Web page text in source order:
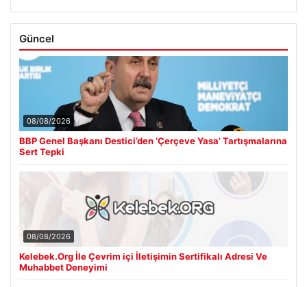
Güncel
08/08/2026
BBP Genel Başkanı Destici’den ‘Çerçeve Yasa’ Tartışmalarına
Sert Tepki
08/08/2026
Kelebek.Org İle Çevrim içi İletişimin Sertifikalı Adresi Ve
Muhabbet Deneyimi